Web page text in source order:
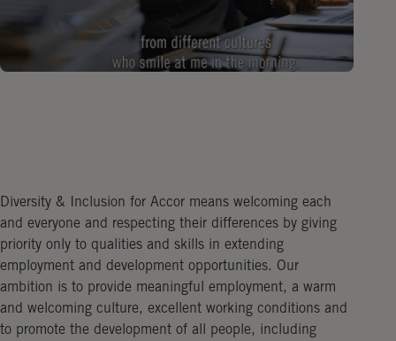
Diversity & Inclusion for Accor means welcoming each
and everyone and respecting their differences by giving
priority only to qualities and skills in extending
employment and development opportunities. Our
ambition is to provide meaningful employment, a warm
and welcoming culture, excellent working conditions and
to promote the development of all people, including